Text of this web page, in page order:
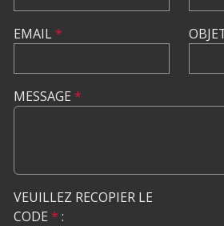
EMAIL*
MESSAGE *
VEUILLEZ RECOPIER LE
CODE * :